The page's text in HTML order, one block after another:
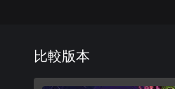
比較版本